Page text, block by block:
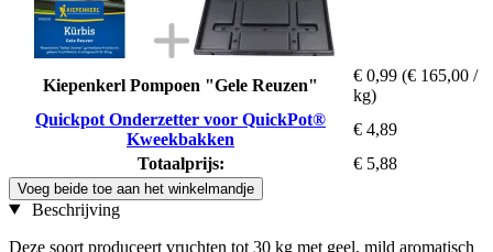
Kiepenkerl Pompoen "Gele Reuzen"
€ 0,99 (€ 165,00 /
kg)
Quickpot Onderzetter voor QuickPot®
Kweekbakken
€ 4,89
Totaalprijs:
€ 5,88
Voeg beide toe aan het winkelmandje
Beschrijving
Deze soort produceert vruchten tot 30 kg met geel, mild aromatisch